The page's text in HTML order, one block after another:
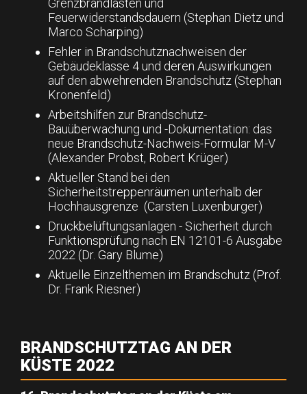
Grenzbrandlasten und
Feuerwiderstandsdauern (Stephan Dietz und
Marco Scharping)
Fehler in Brandschutznachweisen der
Gebäudeklasse 4 und deren Auswirkungen
auf den abwehrenden Brandschutz (Stephan
Kronenfeld)
Arbeitshilfen zur Brandschutz-
Bauüberwachung und -Dokumentation: das
neue Brandschutz-Nachweis-Formular M-V
(Alexander Probst, Robert Krüger)
Aktueller Stand bei den
Sicherheitstreppenräumen unterhalb der
Hochhausgrenze (Carsten Luxenburger)
Druckbelüftungsanlagen - Sicherheit durch
Funktionsprüfung nach EN 12101-6 Ausgabe
2022 (Dr. Gary Blume)
Aktuelle Einzelthemen im Brandschutz (Prof.
Dr. Frank Riesner)
BRANDSCHUTZTAG AN DER
KÜSTE 2022